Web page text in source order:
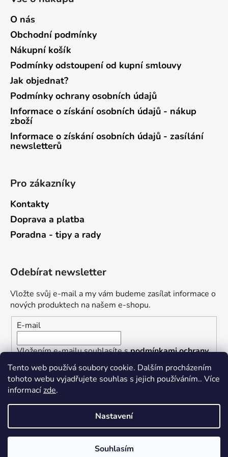
Tento web používá soubory cookie. Dalším procházením
tohoto webu vyjadřujete souhlas s jejich používáním.. Více
informacízde.
Nastavení
Souhlasím
O nás
Obchodní podmínky
Nákupní košík
Podmínky odstoupení od kupní smlouvy
Jak objednat?
Podmínky ochrany osobních údajů
Informace o získání osobních údajů - nákup
zboží
Informace o získání osobních údajů - zasílání
newsletterů
Pro zákazníky
Kontakty
Doprava a platba
Poradna - tipy a rady
Odebírat newsletter
Vložte svůj e-mail a my vám budeme zasílat informace o
nových produktech na našem e-shopu.
E-mail
Vložením e-mailu souhlasíte spodmínkami ochrany
osobních údajů
PŘIHLÁSIT SE
Vytvořil Shoptet
Železářství U Rotta